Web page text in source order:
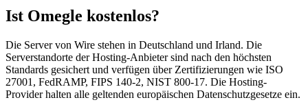
Ist Omegle kostenlos?
Die Server von Wire stehen in Deutschland und Irland. Die
Serverstandorte der Hosting-Anbieter sind nach den höchsten
Standards gesichert und verfügen über Zertifizierungen wie ISO
27001, FedRAMP, FIPS 140-2, NIST 800-17. Die Hosting-
Provider halten alle geltenden europäischen Datenschutzgesetze ein.